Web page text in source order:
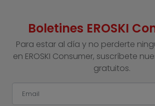
Boletines EROSKI
Para estar al día y no perderte
en EROSKI Consumer, suscríbete
gratuitos.